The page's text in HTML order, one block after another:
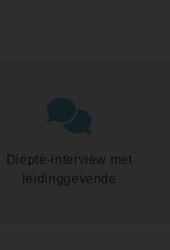
Diepte-interview met
leidinggevende